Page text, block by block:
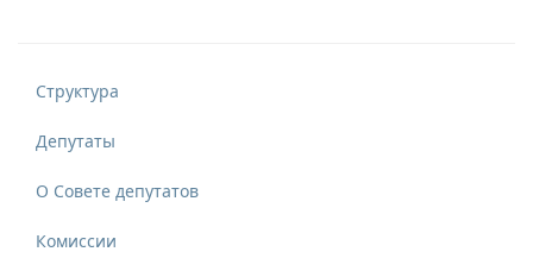
Структура
Депутаты
О Совете депутатов
Комиссии